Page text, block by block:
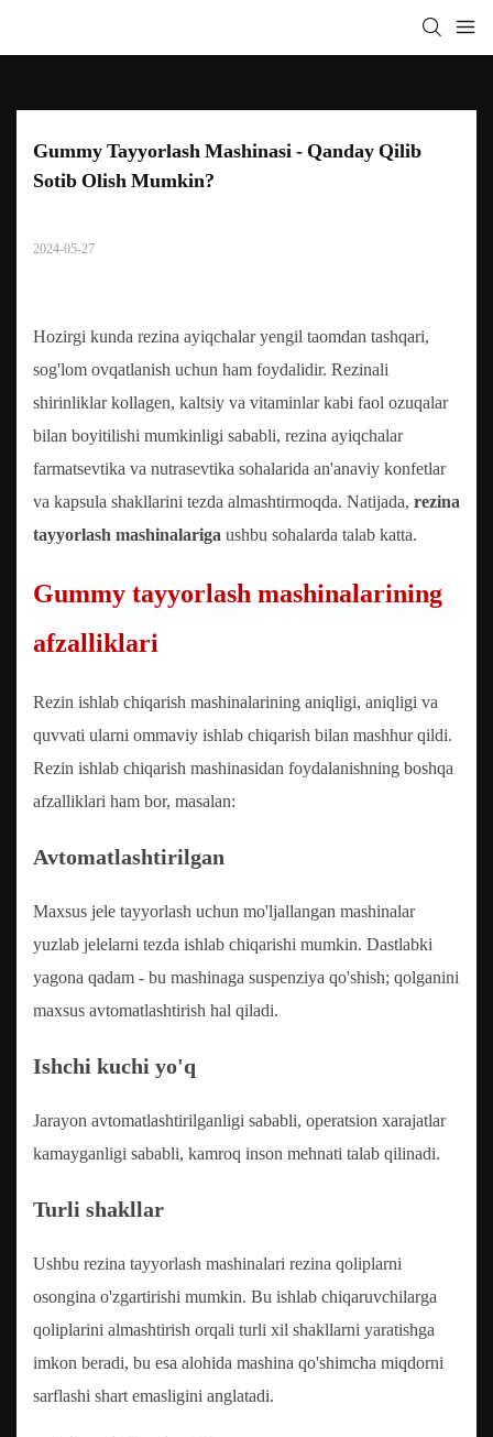
Gummy Tayyorlash Mashinasi - Qanday Qilib
Sotib Olish Mumkin?
2024-05-27
Hozirgi kunda rezina ayiqchalar yengil taomdan tashqari,
sog'lom ovqatlanish uchun ham foydalidir. Rezinali
shirinliklar kollagen, kaltsiy va vitaminlar kabi faol ozuqalar
bilan boyitilishi mumkinligi sababli, rezina ayiqchalar
farmatsevtika va nutrasevtika sohalarida an'anaviy konfetlar
va kapsula shakllarini tezda almashtirmoqda. Natijada, rezina
tayyorlash mashinalariga ushbu sohalarda talab katta.
Gummy tayyorlash mashinalarining
afzalliklari
Rezin ishlab chiqarish mashinalarining aniqligi, aniqligi va
quvvati ularni ommaviy ishlab chiqarish bilan mashhur qildi.
Rezin ishlab chiqarish mashinasidan foydalanishning boshqa
afzalliklari ham bor, masalan:
Avtomatlashtirilgan
Maxsus jele tayyorlash uchun mo'ljallangan mashinalar
yuzlab jelelarni tezda ishlab chiqarishi mumkin. Dastlabki
yagona qadam - bu mashinaga suspenziya qo'shish; qolganini
maxsus avtomatlashtirish hal qiladi.
Ishchi kuchi yo'q
Jarayon avtomatlashtirilganligi sababli, operatsion xarajatlar
kamayganligi sababli, kamroq inson mehnati talab qilinadi.
Turli shakllar
Ushbu rezina tayyorlash mashinalari rezina qoliplarni
osongina o'zgartirishi mumkin. Bu ishlab chiqaruvchilarga
qoliplarini almashtirish orqali turli xil shakllarni yaratishga
imkon beradi, bu esa alohida mashina qo'shimcha miqdorni
sarflashi shart emasligini anglatadi.